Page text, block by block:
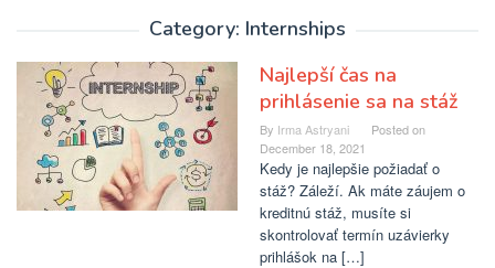
Category: Internships
Najlepší čas na
prihlásenie sa na stáž
By Irma Astryani
Posted on
December 18, 2021
Kedy je najlepšie požiadať o
stáž? Záleží. Ak máte záujem o
kreditnú stáž, musíte si
skontrolovať termín uzávierky
prihlášok na […]